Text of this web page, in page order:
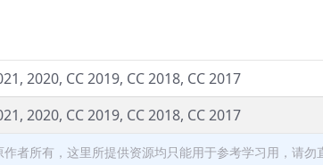
2020, CC 2019, CC 2018, CC 2017
2020, CC 2019, CC 2018, CC 2017
者所有，这里所提供资源均只能用于参考学习用，请勿